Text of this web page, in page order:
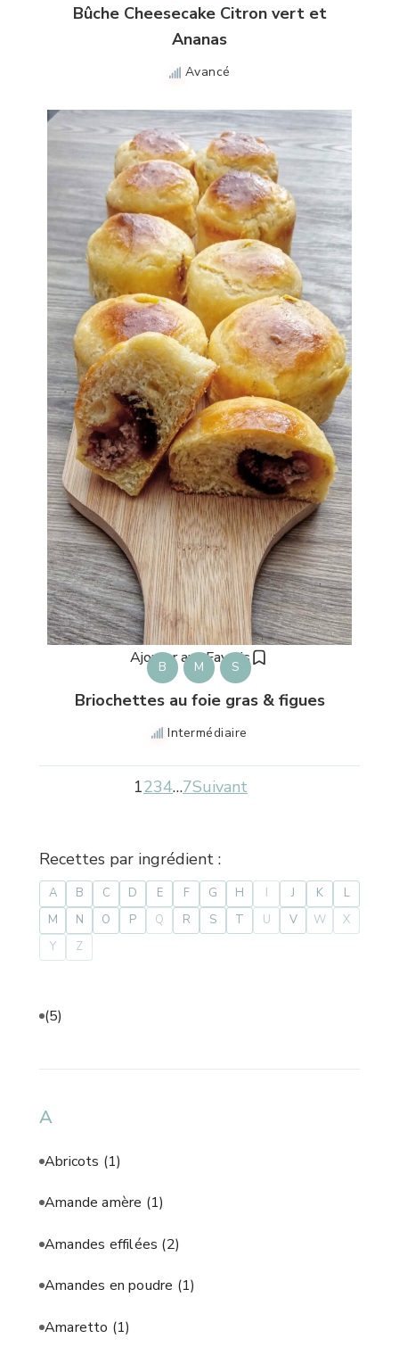
Bûche Cheesecake Citron vert et
Ananas
Avancé
Ajouter aux Favoris
B M S
Briochettes au foie gras & figues
Intermédiaire
1234…7Suivant
Recettes par ingrédient :
A B C D E F G H I J K
L
M
N O P Q R S T U V W
X
Y
Z
(5)
A
Abricots (1)
Amande amère (1)
Amandes effilées (2)
Amandes en poudre (1)
Amaretto (1)